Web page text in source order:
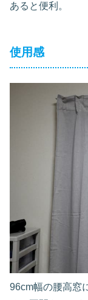
あると便利。
使用感
96cm幅の腰高窓